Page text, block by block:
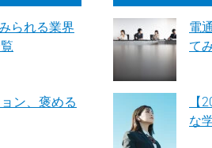
られる業界
ン、褒める
電
て
【
な